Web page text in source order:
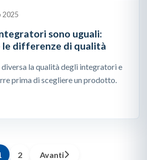
2025
sono uguali:
le differenze di qualità
diversa la qualità degli integratori e
prima di scegliere un prodotto.
2 Avanti